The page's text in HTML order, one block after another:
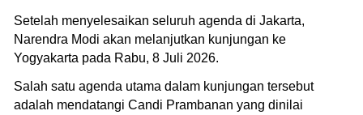
Setelah menyelesaikan seluruh agenda di Jakarta,
Narendra Modi akan melanjutkan kunjungan ke
Yogyakarta pada Rabu, 8 Juli 2026.
Salah satu agenda utama dalam kunjungan tersebut
adalah mendatangi Candi Prambanan yang dinilai